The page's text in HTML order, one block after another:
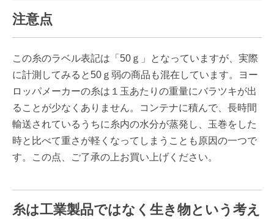
注意点
この糸のラベル表記は「50ｇ」となっていますが、実際
に計測してみると50ｇ弱の商品も混在しています。ヨー
ロッパメーカーの糸は１玉あたりの重量にバラツキが出
ることが少なくありません。コンテナに積んで、長時間
輸送されているうちに糸内の水分が蒸発し、玉巻をした
時と比べて重さが軽くなってしまうことも原因の一つで
す。この点、ご了承の上お買い上げください。
糸は工業製品ではなく生き物という考え